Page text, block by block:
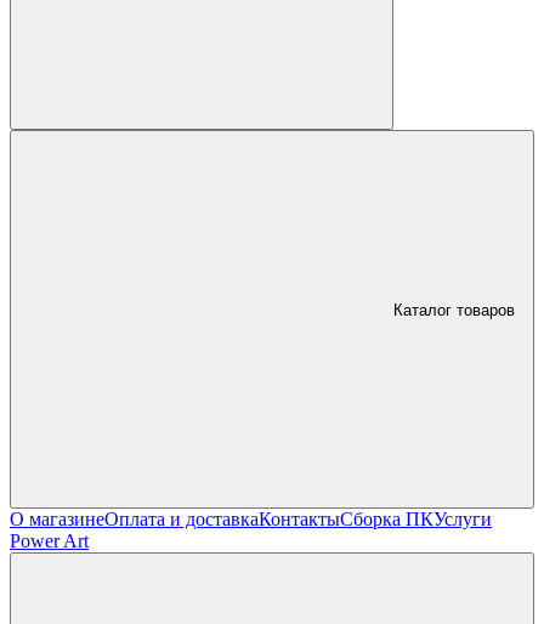
Каталог товаров
О магазинеОплата и доставкаКонтактыСборка ПКУслуги
Power Art